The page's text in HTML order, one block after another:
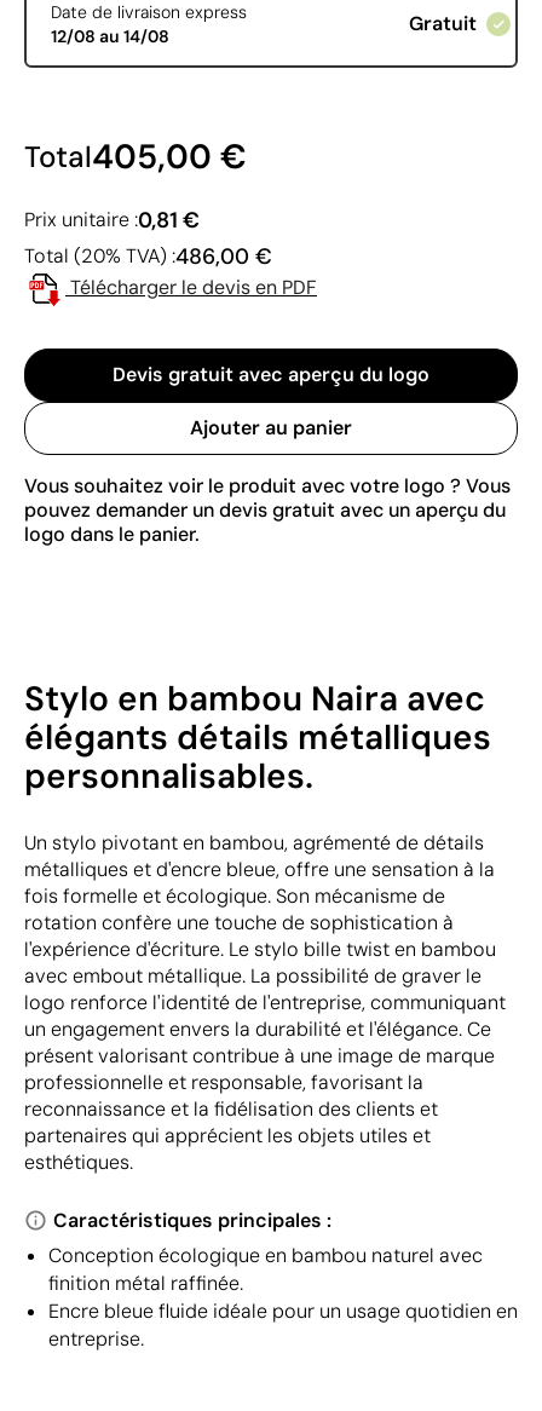
Date de livraison express
12/08 au 14/08
Gratuit
Total405,00 €
Prix unitaire :0,81 €
Total (20% TVA) :486,00 €
Télécharger le devis en PDF
Devis gratuit avec aperçu du logo
Ajouter au panier
Vous souhaitez voir le produit avec votre logo ? Vous
pouvez demander un devis gratuit avec un aperçu du
logo dans le panier.
Stylo en bambou Naira avec
élégants détails métalliques
personnalisables.
Un stylo pivotant en bambou, agrémenté de détails
métalliques et d'encre bleue, offre une sensation à la
fois formelle et écologique. Son mécanisme de
rotation confère une touche de sophistication à
l'expérience d'écriture. Le stylo bille twist en bambou
avec embout métallique. La possibilité de graver le
logo renforce l'identité de l'entreprise, communiquant
un engagement envers la durabilité et l'élégance. Ce
présent valorisant contribue à une image de marque
professionnelle et responsable, favorisant la
reconnaissance et la fidélisation des clients et
partenaires qui apprécient les objets utiles et
esthétiques.
Caractéristiques principales :
Conception écologique en bambou naturel avec
finition métal raffinée.
Encre bleue fluide idéale pour un usage quotidien en
entreprise.